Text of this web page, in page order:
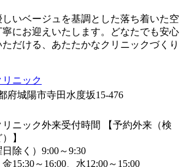
いベージュを基調とした落ち着いた空
にお迎えいたします。どなたでも安心
だける、あたたかなクリニックづくり
府城陽市寺田水度坂15-476
【予約外来（検
】
除く）9:00～9:30
15:30～16:00、水12:00～15:00